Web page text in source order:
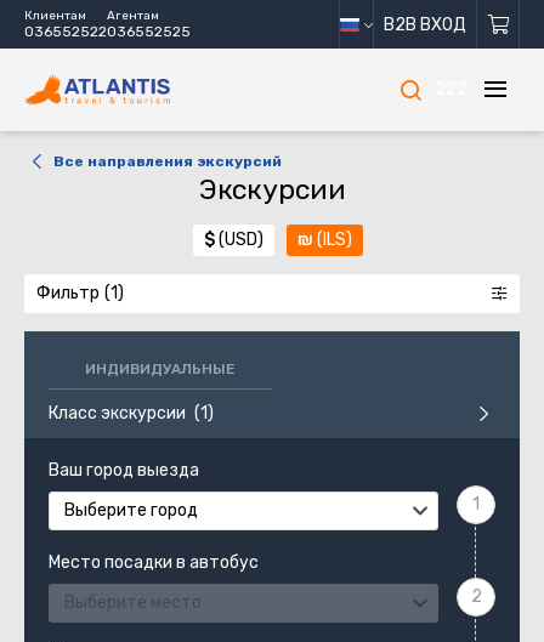
Клиентам
036552522
Агентам
036552525 B2B ВХОД
Все направления экскурсий
Экскурсии
$(USD) ₪ (ILS)
Фильтр
ИНДИВИДУАЛЬНЫЕ
Класс экскурсии
Ваш город выезда
Выберите город
Место посадки в автобус
Выберите место